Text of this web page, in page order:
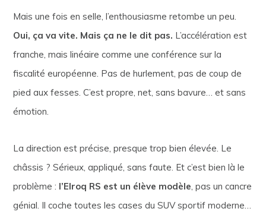
Mais une fois en selle, l’enthousiasme retombe un peu.
Oui, ça va vite. Mais ça ne le dit pas. L’accélération est
franche, mais linéaire comme une conférence sur la
fiscalité européenne. Pas de hurlement, pas de coup de
pied aux fesses. C’est propre, net, sans bavure… et sans
émotion.
La direction est précise, presque trop bien élevée. Le
châssis ? Sérieux, appliqué, sans faute. Et c’est bien là le
problème : l’Elroq RS est un élève modèle, pas un cancre
génial. Il coche toutes les cases du SUV sportif moderne…